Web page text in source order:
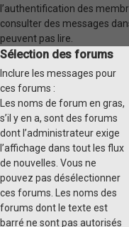
l’authentification des
consulter des messages
peuvent pas lire.
Sélection des forums
Inclure les messages pour
ces forums :
Les noms de forum en gras,
s’il y en a, sont des forums
dont l’administrateur exige
l’affichage dans tout les flux
de nouvelles. Vous ne
pouvez pas désélectionner
ces forums. Les noms des
forums dont le texte est
barré ne sont pas autorisés